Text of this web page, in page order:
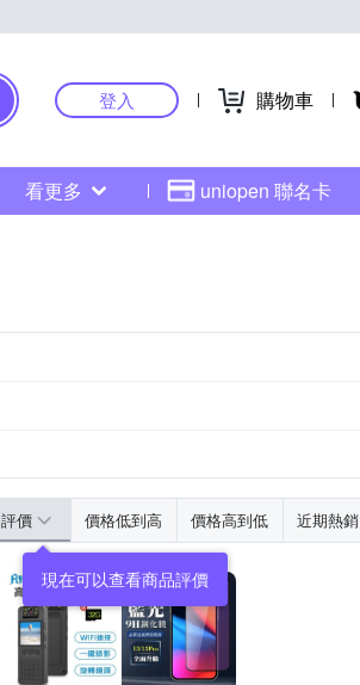
登入 購物車
看更多 uniopen 聯名卡
評價 價格低到高 價格高到低 近期熱銷
現在可以查看商品評價